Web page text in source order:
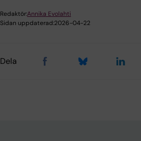
Redaktör:Annika Evolahti
Sidan uppdaterad:2026-04-22
Dela